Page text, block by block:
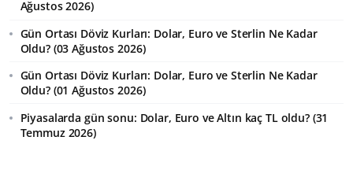
Ağustos 2026)
Gün Ortası Döviz Kurları: Dolar, Euro ve Sterlin Ne Kadar
Oldu? (03 Ağustos 2026)
Gün Ortası Döviz Kurları: Dolar, Euro ve Sterlin Ne Kadar
Oldu? (01 Ağustos 2026)
Piyasalarda gün sonu: Dolar, Euro ve Altın kaç TL oldu? (31
Temmuz 2026)